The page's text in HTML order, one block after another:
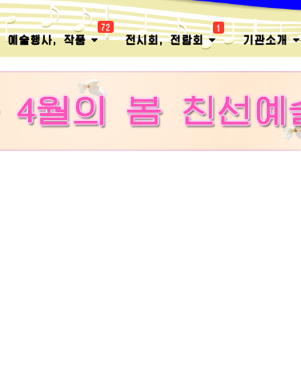
예술행사, 작품
72
전시회, 전람회
1
기관소개